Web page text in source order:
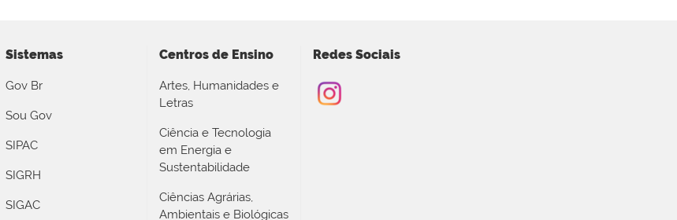
Sistemas
Gov Br
Sou Gov
SIPAC
SIGRH
SIGAC
Centros de Ensino
Artes, Humanidades e
Letras
Ciência e Tecnologia
em Energia e
Sustentabilidade
Ciências Agrárias,
Ambientais e Biológicas
Redes Sociais